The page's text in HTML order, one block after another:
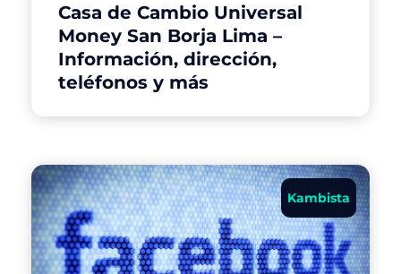
Casa de Cambio Universal
Money San Borja Lima –
Información, dirección,
teléfonos y más
Kambista